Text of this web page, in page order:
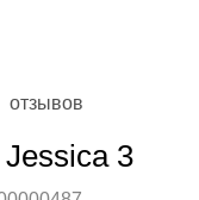
отзывов
Jessica 3